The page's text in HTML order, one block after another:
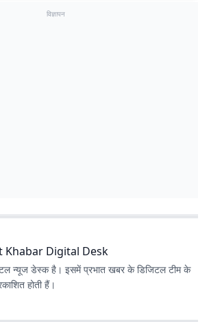
विज्ञापन
Khabar Digital Desk
न्यूज डेस्क है। इसमें प्रभात खबर के डिजिटल टीम के
होती हैं।